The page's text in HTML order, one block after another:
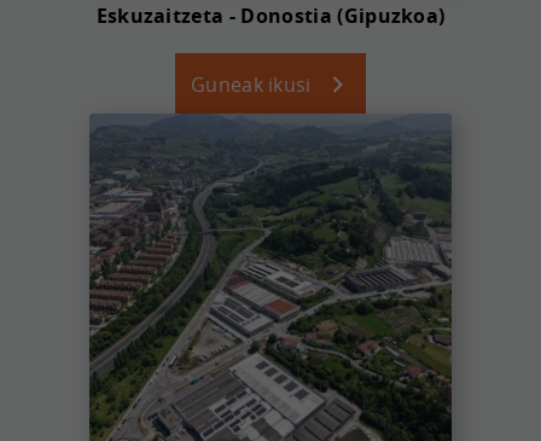
Eskuzaitzeta - Donostia (Gipuzkoa)
Guneak ikusi